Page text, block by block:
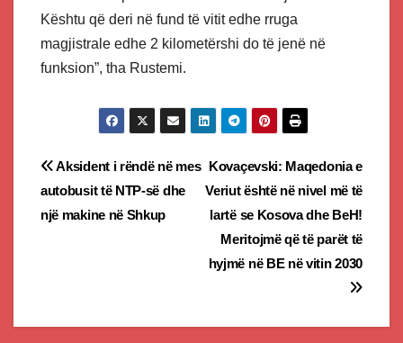
Kështu që deri në fund të vitit edhe rruga
magjistrale edhe 2 kilometërshi do të jenë në
funksion”, tha Rustemi.
Post
navigation
Kovaçevski: Maqedonia e
Veriut është në nivel më të
lartë se Kosova dhe BeH!
Meritojmë që të parët të
hyjmë në BE në vitin 2030
Aksident i rëndë në mes
autobusit të NTP-së dhe
një makine në Shkup